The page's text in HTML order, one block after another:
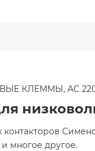
КЛЕММЫ, AC 220
многое другое.